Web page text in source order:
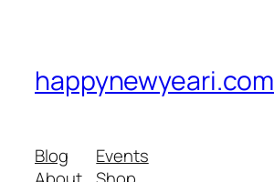
happynewyeari.com
Blog
Events